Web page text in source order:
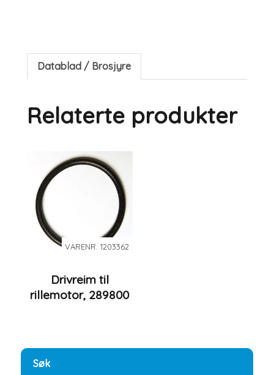
Datablad / Brosjyre
Relaterte produkter
VARENR: 1203362
Drivreim til
rillemotor, 289800
Søk